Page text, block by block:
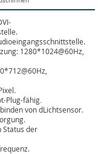
.
.
1280*1024@60Hz,
Plug-fähig.
von dLichtsensor.
Status der